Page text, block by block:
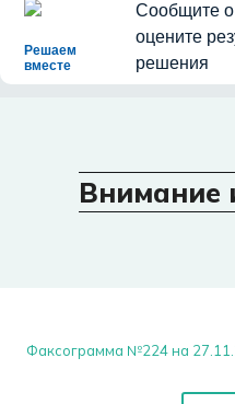
Решаем
вместе
Сообщите
оцените
решения
Внимание
Факсограмма №224 на